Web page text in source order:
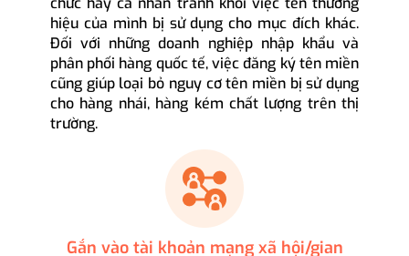
hiệu của mình bị sử dụng cho mục đích khác.
Đối với những doanh nghiệp nhập khẩu và
phân phối hàng quốc tế, việc đăng ký tên miền
cũng giúp loại bỏ nguy cơ tên miền bị sử dụng
cho hàng nhái, hàng kém chất lượng trên thị
trường.
Gắn vào tài khoản mạng xã hội/gian